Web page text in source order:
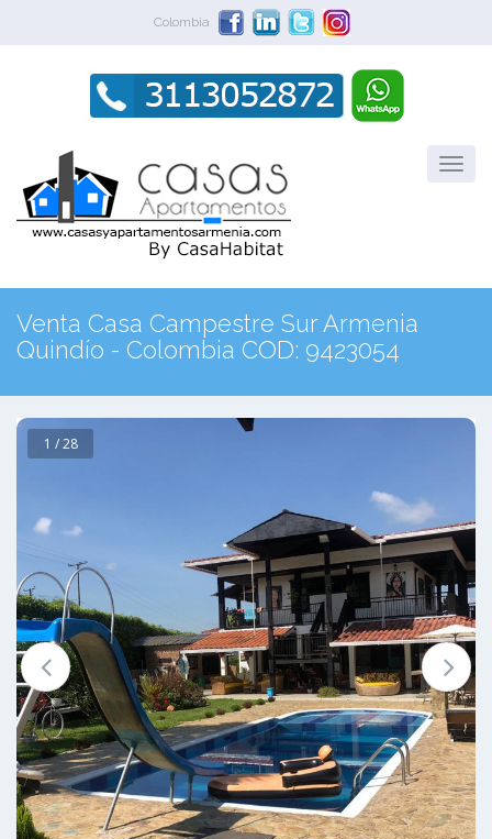
Colombia
Venta Casa Campestre Sur Armenia
Quindío - Colombia COD: 9423054
1 / 28